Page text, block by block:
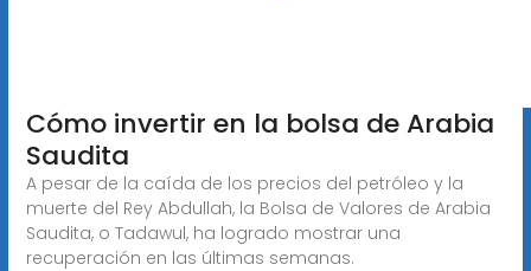
Cómo invertir en la bolsa de Arabia
Saudita
A pesar de la caída de los precios del petróleo y la
muerte del Rey Abdullah, la Bolsa de Valores de Arabia
Saudita, o Tadawul, ha logrado mostrar una
recuperación en las últimas semanas.